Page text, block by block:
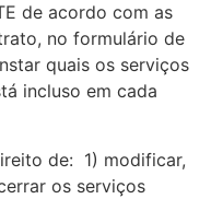
de acordo com as
no formulário de
quais os serviços
incluso em cada
de: 1) modificar,
os serviços